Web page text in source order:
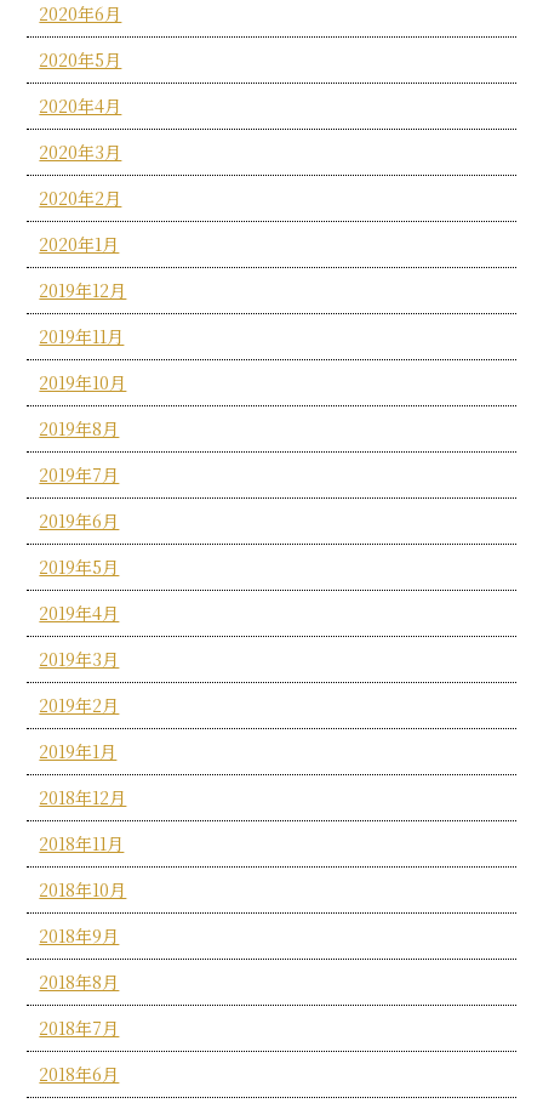
2020年6月
2020年5月
2020年4月
2020年3月
2020年2月
2020年1月
2019年12月
2019年11月
2019年10月
2019年8月
2019年7月
2019年6月
2019年5月
2019年4月
2019年3月
2019年2月
2019年1月
2018年12月
2018年11月
2018年10月
2018年9月
2018年8月
2018年7月
2018年6月